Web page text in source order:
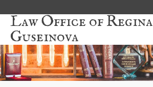
Law Office of Regina
Guseinova